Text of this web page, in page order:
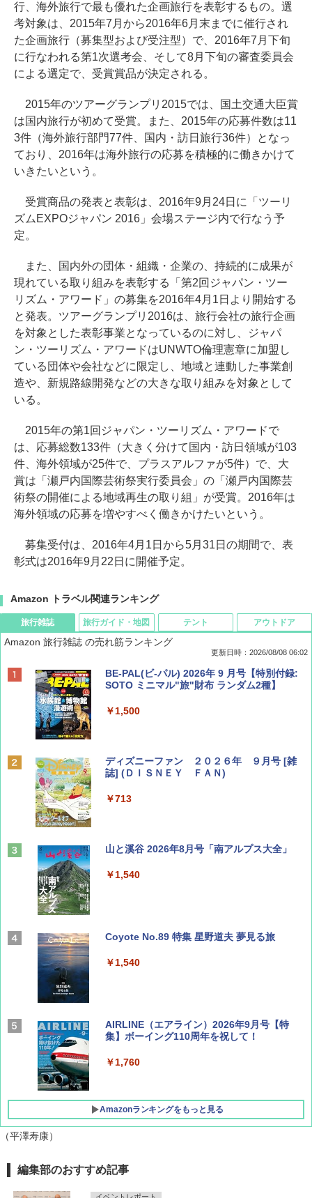
行、海外旅行で最も優れた企画旅行を表彰するもの。選
考対象は、2015年7月から2016年6月末までに催行され
た企画旅行（募集型および受注型）で、2016年7月下旬
に行なわれる第1次選考会、そして8月下旬の審査委員会
による選定で、受賞賞品が決定される。
2015年のツアーグランプリ2015では、国土交通大臣賞
は国内旅行が初めて受賞。また、2015年の応募件数は11
3件（海外旅行部門77件、国内・訪日旅行36件）となっ
ており、2016年は海外旅行の応募を積極的に働きかけて
いきたいという。
受賞商品の発表と表彰は、2016年9月24日に「ツーリ
ズムEXPOジャパン 2016」会場ステージ内で行なう予
定。
また、国内外の団体・組織・企業の、持続的に成果が
現れている取り組みを表彰する「第2回ジャパン・ツー
リズム・アワード」の募集を2016年4月1日より開始する
と発表。ツアーグランプリ2016は、旅行会社の旅行企画
を対象とした表彰事業となっているのに対し、ジャパ
ン・ツーリズム・アワードはUNWTO倫理憲章に加盟し
ている団体や会社などに限定し、地域と連動した事業創
造や、新規路線開発などの大きな取り組みを対象として
いる。
2015年の第1回ジャパン・ツーリズム・アワードで
は、応募総数133件（大きく分けて国内・訪日領域が103
件、海外領域が25件で、プラスアルファが5件）で、大
賞は「瀬戸内国際芸術祭実行委員会」の「瀬戸内国際芸
術祭の開催による地域再生の取り組」が受賞。2016年は
海外領域の応募を増やすべく働きかけたいという。
募集受付は、2016年4月1日から5月31日の期間で、表
彰式は2016年9月22日に開催予定。
Amazon トラベル関連ランキング
旅行雑誌
Amazon 旅行雑誌 の売れ筋ランキング
更新日時：2026/08/08 06:02
BE-PAL(ビ-パル) 2026年 9 月号【特別付録:
SOTO ミニマル"旅"財布 ランダム2種】
￥1,500
ディズニーファン ２０２６年 ９月号 [雑
誌] (ＤＩＳＮＥＹ ＦＡＮ)
￥713
山と溪谷 2026年8月号「南アルプス大全」
￥1,540
Coyote No.89 特集 星野道夫 夢見る旅
￥1,540
AIRLINE（エアライン）2026年9月号【特
集】ボーイング110周年を祝して！
￥1,760
Amazonランキングをもっと見る
旅行ガイド・地図
D40 地球の歩き方 チェンマイ タイ北部の魅
力的な町 2026～2027 地球の歩き方D アジア
テント
[キャンパーズコレクション 山善] ポップアッ
プテント 傘みたいに広げて畳める パッとサ
ッとサンシェード キューブ フルクローズ メ
アウトドア
GRANDOOR ステンレス保冷剤 2個セット 2
026リニューアル 急速冷凍 空間倍増 衛生的
コンパクト 保冷力長持ち
（平澤寿康）
編集部のおすすめ記事